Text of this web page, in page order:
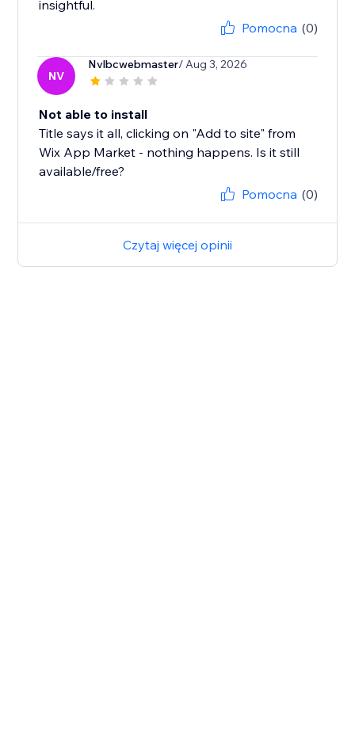
insightful.
Pomocna (0)
NV
Nvlbcwebmaster/ Aug 3, 2026
Not able to install
Title says it all, clicking on "Add to site" from
Wix App Market - nothing happens. Is it still
available/free?
Pomocna (0)
Czytaj więcej opinii